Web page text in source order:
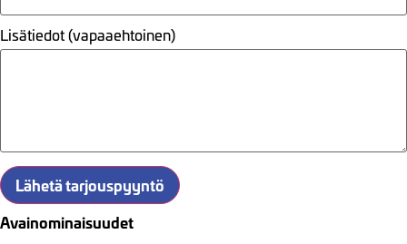
Lisätiedot (vapaaehtoinen)
Lähetä tarjouspyyntö
Avainominaisuudet